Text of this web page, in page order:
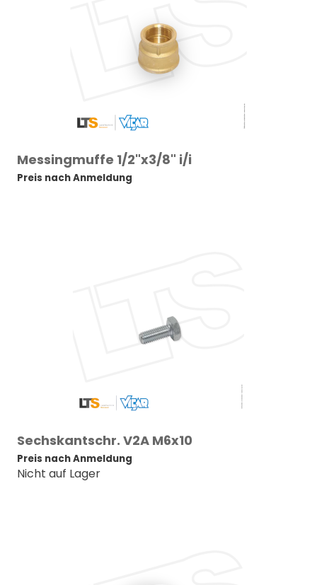
Messingmuffe 1/2"x3/8" i/i
Preis nach Anmeldung
Sechskantschr. V2A M6x10
Preis nach Anmeldung
Nicht auf Lager